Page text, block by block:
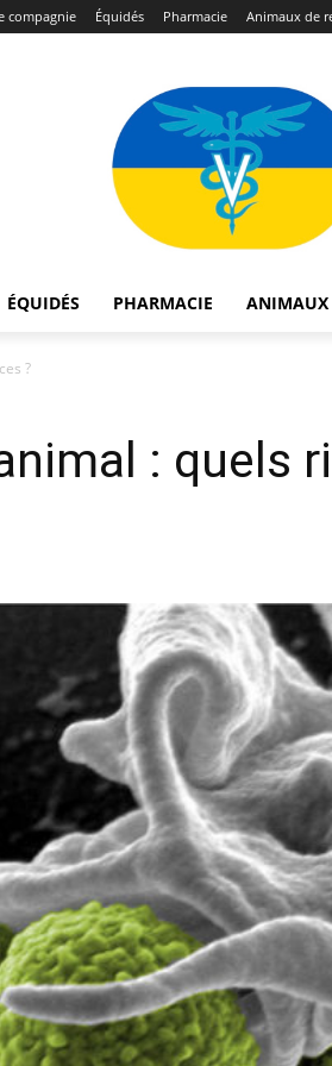
compagnie Équidés Pharmacie Animaux de
ÉQUIDÉS PHARMACIE ANIMAUX
?
: quels